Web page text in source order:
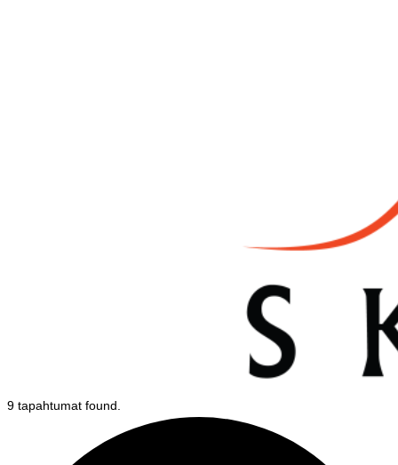
9 tapahtumat found.